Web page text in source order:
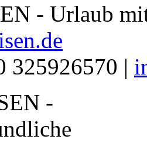
- Urlaub
325926570 |